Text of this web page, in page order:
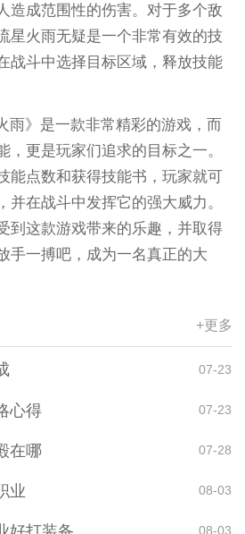
造成范围性的伤害。对于多个敌
星火雨无疑是一个非常有效的技
战斗中选择目标区域，释放技能
雨》是一款非常精彩的游戏，而
，更是玩家们追求的目标之一。
能点数和获得技能书，玩家就可
并在战斗中发挥它的强大威力。
到这款游戏带来的乐趣，并取得
手一搏吧，成为一名真正的大
+更多
07-23
心得 07-23
在哪 07-28
业 08-03
08-03